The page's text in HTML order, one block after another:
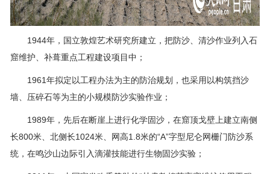
1944年，国立敦煌艺术研究所建立，把防沙、清沙作业列入石
窟维护、补葺重点工程建设项目中；
1961年拟定以工程办法为主的防治规划，也采用以构筑挡沙
墙、压碎石等为主的小规模防沙实验作业；
1989年，先后在断崖上进行化学固沙，在窟顶戈壁上建立南侧
长800米、北侧长1024米、网高1.8米的“A”字型尼仑网栅门防沙系
统，在鸣沙山边际引入滴灌技能进行生物固沙实验；